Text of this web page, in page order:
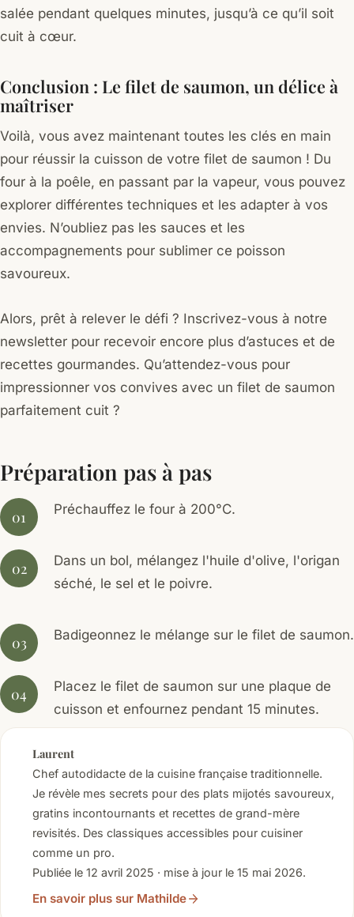
salée pendant quelques minutes, jusqu’à ce qu’il soit
cuit à cœur.
Conclusion : Le filet de saumon, un délice à
maîtriser
Voilà, vous avez maintenant toutes les clés en main
pour réussir la cuisson de votre filet de saumon ! Du
four à la poêle, en passant par la vapeur, vous pouvez
explorer différentes techniques et les adapter à vos
envies. N’oubliez pas les sauces et les
accompagnements pour sublimer ce poisson
savoureux.
Alors, prêt à relever le défi ? Inscrivez-vous à notre
newsletter pour recevoir encore plus d’astuces et de
recettes gourmandes. Qu’attendez-vous pour
impressionner vos convives avec un filet de saumon
parfaitement cuit ?
Préparation pas à pas
Préchauffez le four à 200°C.
Dans un bol, mélangez l'huile d'olive, l'origan
séché, le sel et le poivre.
Badigeonnez le mélange sur le filet de saumon.
Placez le filet de saumon sur une plaque de
cuisson et enfournez pendant 15 minutes.
Laurent
Chef autodidacte de la cuisine française traditionnelle.
Je révèle mes secrets pour des plats mijotés savoureux,
gratins incontournants et recettes de grand-mère
revisités. Des classiques accessibles pour cuisiner
comme un pro.
Publiée le 12 avril 2025 · mise à jour le 15 mai 2026.
En savoir plus sur Mathilde